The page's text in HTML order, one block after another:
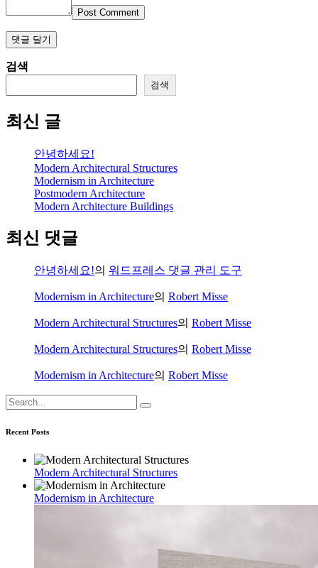
Post Comment
검색
검색
최신 글
안녕하세요!
Modern Architectural Structures
Modernism in Architecture
Postmodern Architecture
Modern Architecture Buildings
최신 댓글
안녕하세요!의 워드프레스 댓글 관리 도구
Modernism in Architecture의 Robert Misse
Modern Architectural Structures의 Robert Misse
Modern Architectural Structures의 Robert Misse
Modernism in Architecture의 Robert Misse
Search
for:
Recent Posts
Modern Architectural Structures
Modernism in Architecture